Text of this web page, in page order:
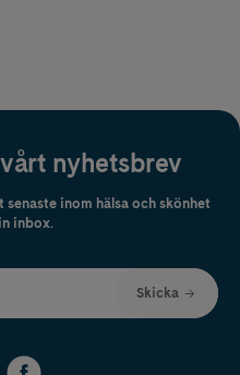
nyhetsbrev
inom hälsa och skönhet
inbox.
Skicka